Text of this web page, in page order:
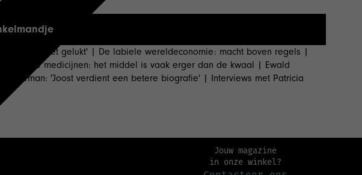
is niet gelukt' | De labiele wereldeconomie: macht boven regels |
medicijnen: het middel is vaak erger dan de kwaal | Ewald
'Joost verdient een betere biografie' | Interviews met Patricia
Jouw magazine
in onze winkel?